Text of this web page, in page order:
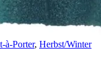
à-Porter, Herbst/Winter